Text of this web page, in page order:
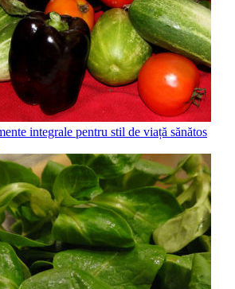
integrale pentru stil de viață sănătos